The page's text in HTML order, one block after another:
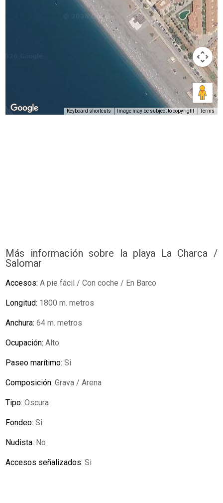
Keyboard shortcuts Image may be subject to copyright Terms
Más información sobre la playa La Charca /
Salomar
Accesos:A pie fácil / Con coche / En Barco
Longitud: 1800 m. metros
Anchura:64 m. metros
Ocupación:Alto
Paseo marítimo:Si
Composición:Grava / Arena
Tipo:Oscura
Fondeo:Si
Nudista: No
Accesos señalizados:Si